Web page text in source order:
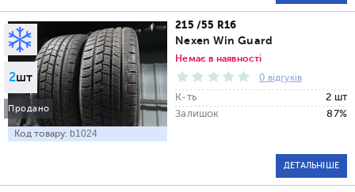
2шт
Продано
Код товару: b1024
215 /55 R16
Nexen Win Guard
Немає в наявності
0 відгуків
К-ть
2 шт
Залишок
87%
ДЕТАЛЬНІШЕ